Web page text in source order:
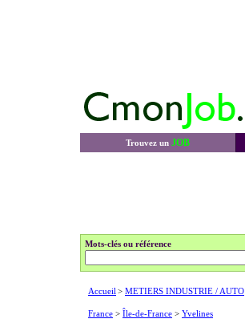
Trouvez un JOB
Mots-clés ou référence
Accueil > METIERS INDUSTRIE / AUTO
France > Île-de-France > Yvelines